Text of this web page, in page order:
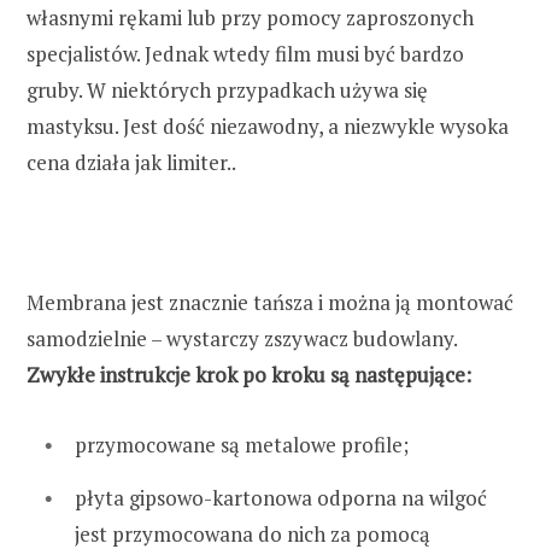
własnymi rękami lub przy pomocy zaproszonych
specjalistów. Jednak wtedy film musi być bardzo
gruby. W niektórych przypadkach używa się
mastyksu. Jest dość niezawodny, a niezwykle wysoka
cena działa jak limiter..
Membrana jest znacznie tańsza i można ją montować
samodzielnie – wystarczy zszywacz budowlany.
Zwykłe instrukcje krok po kroku są następujące:
przymocowane są metalowe profile;
płyta gipsowo-kartonowa odporna na wilgoć
jest przymocowana do nich za pomocą